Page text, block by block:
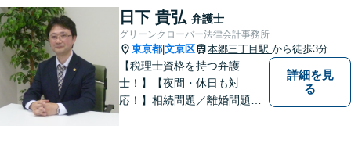
日下 貴弘 弁護士
グリーンクローバー法律会計事務所
東京都 文京区 本郷三丁目駅 から徒歩3分
【税理士資格を持つ弁護
士！】【夜間・休日も対
応！】相続問題／離婚問題／
詳細を見
る